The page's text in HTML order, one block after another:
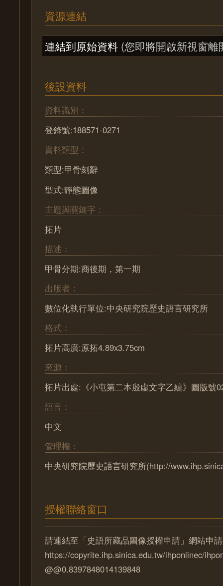
資源連結
連結到原始資料 (您即將開啟新視窗離
後設資料
資料識別：
登錄號:188571-0271
資料類型：
類型:甲骨刻辭
型式:靜態圖像
主題與關鍵字：
拓片
描述：
甲骨分期:商後期，第一期
出版者：
數位化執行單位:中央研究院歷史語言研究所
格式：
拓片高廣:原拓4.89x3.75cm
來源：
拓片出處:《小屯第二本殷虛文字乙編》圖版號
語言：
中文
管理權：
中央研究院歷史語言研究所(http://
授權聯絡窗口
請連結至「史語所藏品圖像授權申請」網站申
https://copyrite.ihp.sinica.edu.tw/ihponlinec/
@@0.8397848014139848